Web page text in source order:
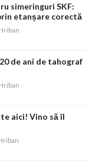
simeringuri SKF:
etanșare corectă
de ani de tahograf
aici! Vino să îl